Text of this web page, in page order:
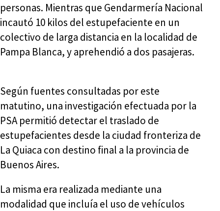
personas. Mientras que Gendarmería Nacional
incautó 10 kilos del estupefaciente en un
colectivo de larga distancia en la localidad de
Pampa Blanca, y aprehendió a dos pasajeras.
Según fuentes consultadas por este
matutino, una investigación efectuada por la
PSA permitió detectar el traslado de
estupefacientes desde la ciudad fronteriza de
La Quiaca con destino final a la provincia de
Buenos Aires.
La misma era realizada mediante una
modalidad que incluía el uso de vehículos